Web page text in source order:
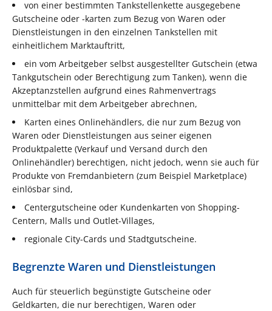
von einer bestimmten Tankstellenkette ausgegebene
Gutscheine oder -karten zum Bezug von Waren oder
Dienstleistungen in den einzelnen Tankstellen mit
einheitlichem Marktauftritt,
ein vom Arbeitgeber selbst ausgestellter Gutschein (etwa
Tankgutschein oder Berechtigung zum Tanken), wenn die
Akzeptanzstellen aufgrund eines Rahmenvertrags
unmittelbar mit dem Arbeitgeber abrechnen,
Karten eines Onlinehändlers, die nur zum Bezug von
Waren oder Dienstleistungen aus seiner eigenen
Produktpalette (Verkauf und Versand durch den
Onlinehändler) berechtigen, nicht jedoch, wenn sie auch für
Produkte von Fremdanbietern (zum Beispiel Marketplace)
einlösbar sind,
Centergutscheine oder Kundenkarten von Shopping-
Centern, Malls und Outlet-Villages,
regionale City-Cards und Stadtgutscheine.
Begrenzte Waren und Dienstleistungen
Auch für steuerlich begünstigte Gutscheine oder
Geldkarten, die nur berechtigen, Waren oder